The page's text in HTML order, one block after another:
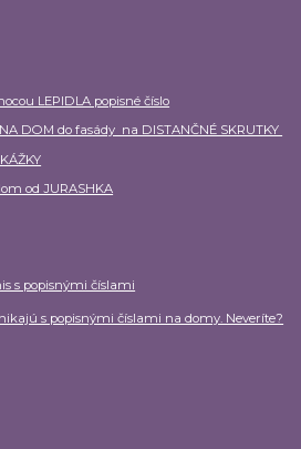
LEPIDLA popisné číslo
DOM do fasády na DISTANČNÉ SKRUTKY
od JURASHKA
s popisnými číslami
s popisnými číslami na domy. Neveríte?